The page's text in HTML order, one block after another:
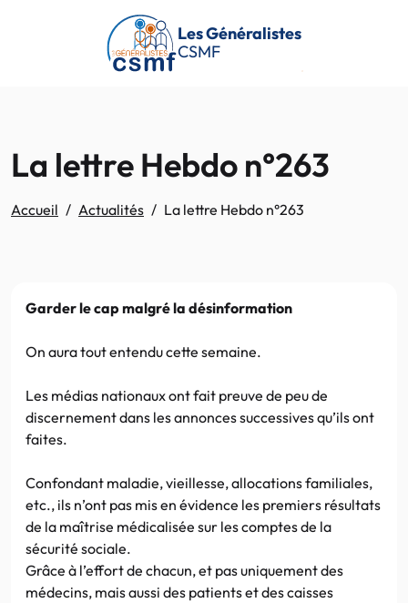
Passer au contenu principal
Les Généralistes
CSMF
La lettre Hebdo n°263
Accueil Actualités La lettre Hebdo n°263
Garder le cap malgré la désinformation
On aura tout entendu cette semaine.
Les médias nationaux ont fait preuve de peu de
discernement dans les annonces successives qu’ils ont
faites.
Confondant maladie, vieillesse, allocations familiales,
etc., ils n’ont pas mis en évidence les premiers résultats
de la maîtrise médicalisée sur les comptes de la
sécurité sociale.
Grâce à l’effort de chacun, et pas uniquement des
médecins, mais aussi des patients et des caisses